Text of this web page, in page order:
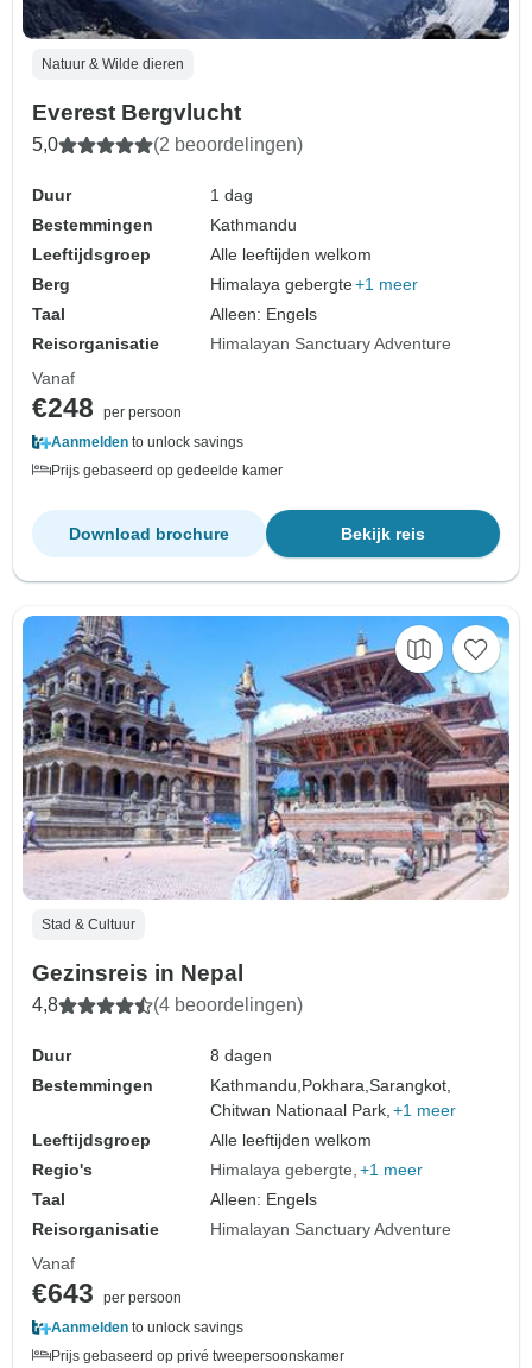
Natuur & Wilde dieren
Everest Bergvlucht
5,0 (2 beoordelingen)
Duur
1 dag
Bestemmingen
Kathmandu
Leeftijdsgroep
Alle leeftijden welkom
Berg
Himalaya gebergte+1 meer
Taal
Alleen: Engels
Reisorganisatie
Himalayan Sanctuary Adventure
Vanaf
€248
per persoon
Aanmelden to unlock savings
Prijs gebaseerd op gedeelde kamer
Bekijk reis
Download brochure
Stad & Cultuur
Gezinsreis in Nepal
4,8 (4 beoordelingen)
Duur
8 dagen
Bestemmingen
Kathmandu,Pokhara,Sarangkot,
Chitwan Nationaal Park, +1 meer
Leeftijdsgroep
Alle leeftijden welkom
Regio's
Himalaya gebergte +1 meer
Taal
Alleen: Engels
Reisorganisatie
Himalayan Sanctuary Adventure
Vanaf
€643
per persoon
Aanmelden to unlock savings
Prijs gebaseerd op privé tweepersoonskamer